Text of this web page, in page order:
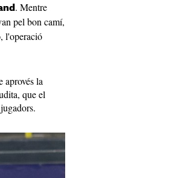
. Mentre
pel bon camí,
l'operació
aprovés la
que el